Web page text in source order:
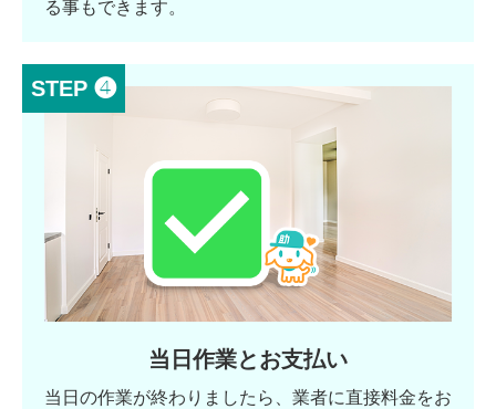
る事もできます。
STEP ❹
当日作業とお支払い
当日の作業が終わりましたら、業者に直接料金をお